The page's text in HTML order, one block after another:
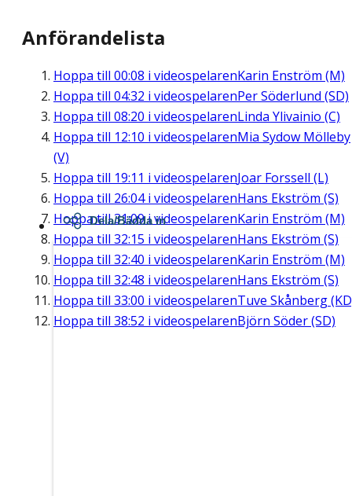
Anförandelista
Hoppa till 00:08 i videospelarenKarin Enström (M)
Hoppa till 04:32 i videospelarenPer Söderlund (SD)
Hoppa till 08:20 i videospelarenLinda Ylivainio (C)
Hoppa till 12:10 i videospelarenMia Sydow Mölleby
(V)
Hoppa till 19:11 i videospelarenJoar Forssell (L)
Hoppa till 26:04i videospelarenHans Ekström (S)
Hoppa till31:09i videospelarenKarin Enström (M)
Hoppa till 32:15 i videospelarenHans Ekström (S)
Hoppa till 32:40 i videospelarenKarin Enström (M)
Hoppa till 32:48 i videospelarenHans Ekström (S)
Hoppa till 33:00 i videospelarenTuve Skånberg
Hoppa till 38:52 i videospelarenBjörn Söder (SD)
Dela/Bädda in